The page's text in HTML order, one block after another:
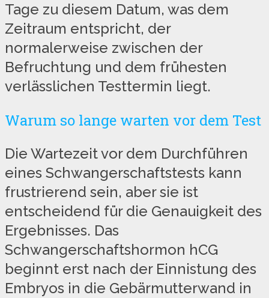
Tage zu diesem Datum, was dem
Zeitraum entspricht, der
normalerweise zwischen der
Befruchtung und dem frühesten
verlässlichen Testtermin liegt.
Warum so lange warten vor dem Test
Die Wartezeit vor dem Durchführen
eines Schwangerschaftstests kann
frustrierend sein, aber sie ist
entscheidend für die Genauigkeit des
Ergebnisses. Das
Schwangerschaftshormon hCG
beginnt erst nach der Einnistung des
Embryos in die Gebärmutterwand in